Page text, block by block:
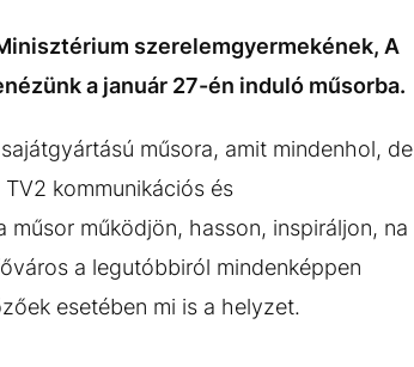
szerelemgyermekének, A
a január 27-én induló műsorba.
műsora, amit mindenhol, de
kommunikációs és
működjön, hasson, inspiráljon, na
a legutóbbiról mindenképpen
esetében mi is a helyzet.